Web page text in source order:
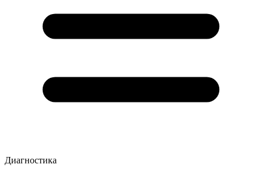
Диагностика